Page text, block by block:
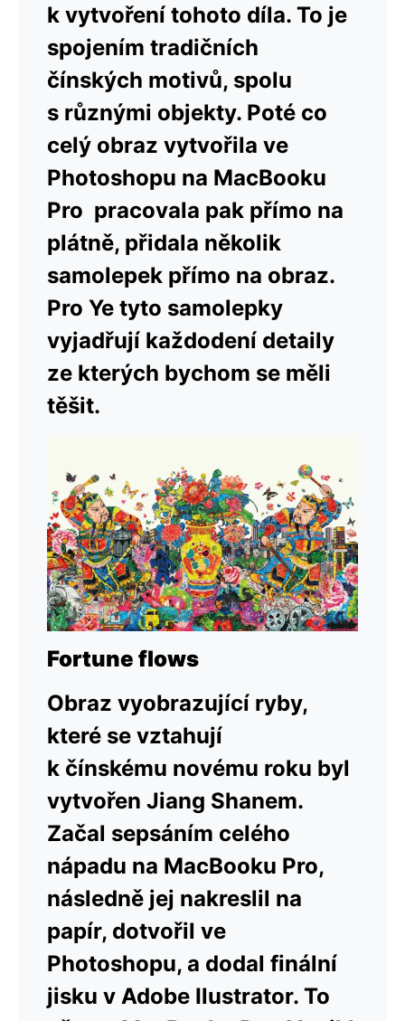
k vytvoření tohoto díla. To je
spojením tradičních
čínských motivů, spolu
s různými objekty. Poté co
celý obraz vytvořila ve
Photoshopu na MacBooku
Pro pracovala pak přímo na
plátně, přidala několik
samolepek přímo na obraz.
Pro Ye tyto samolepky
vyjadřují každodení detaily
ze kterých bychom se měli
těšit.
Fortune flows
Obraz vyobrazující ryby,
které se vztahují
k čínskému novému roku byl
vytvořen Jiang Shanem.
Začal sepsáním celého
nápadu na MacBooku Pro,
následně jej nakreslil na
papír, dotvořil ve
Photoshopu, a dodal finální
jisku v Adobe Ilustrator. To